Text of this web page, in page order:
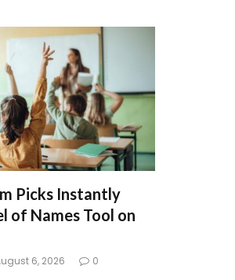
Picks Instantly
of Names Tool on
6, 2026 0